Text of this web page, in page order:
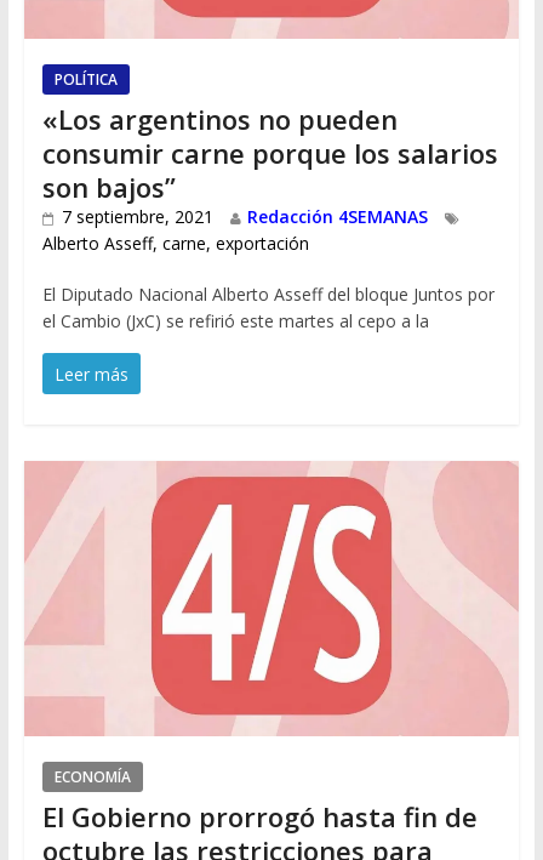
POLÍTICA
«Los argentinos no pueden
consumir carne porque los salarios
son bajos”
7 septiembre, 2021
Redacción 4SEMANAS
Alberto Asseff, carne, exportación
El Diputado Nacional Alberto Asseff del bloque Juntos por
el Cambio (JxC) se refirió este martes al cepo a la
Leer más
ECONOMÍA
El Gobierno prorrogó hasta fin de
octubre las restricciones para